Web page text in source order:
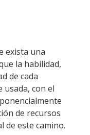
exista una
la habilidad,
de cada
con el
de recursos
de este camino.